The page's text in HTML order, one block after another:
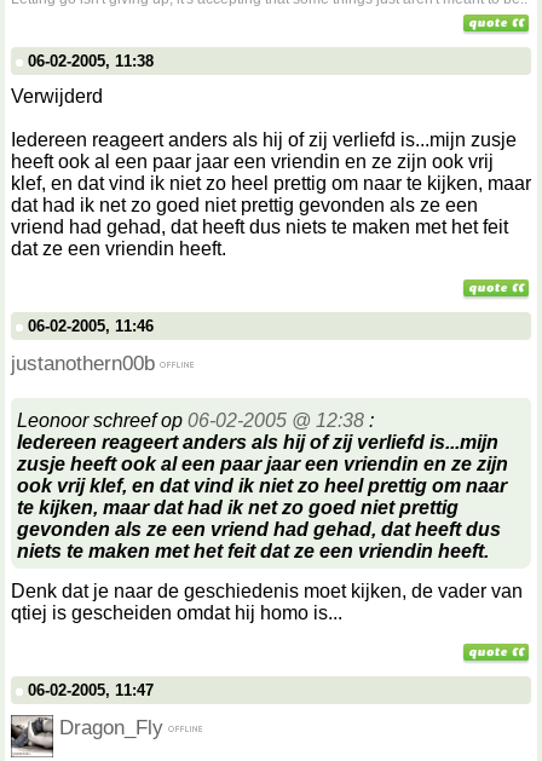
06-02-2005, 11:38
Verwijderd
Iedereen reageert anders als hij of zij verliefd is...mijn zusje
heeft ook al een paar jaar een vriendin en ze zijn ook vrij
klef, en dat vind ik niet zo heel prettig om naar te kijken, maar
dat had ik net zo goed niet prettig gevonden als ze een
vriend had gehad, dat heeft dus niets te maken met het feit
dat ze een vriendin heeft.
06-02-2005, 11:46
justanothern00b
Leonoor schreef op 06-02-2005 @ 12:38 :
Iedereen reageert anders als hij of zij verliefd is...mijn
zusje heeft ook al een paar jaar een vriendin en ze zijn
ook vrij klef, en dat vind ik niet zo heel prettig om naar
te kijken, maar dat had ik net zo goed niet prettig
gevonden als ze een vriend had gehad, dat heeft dus
niets te maken met het feit dat ze een vriendin heeft.
Denk dat je naar de geschiedenis moet kijken, de vader van
qtiej is gescheiden omdat hij homo is...
06-02-2005, 11:47
Dragon_Fly